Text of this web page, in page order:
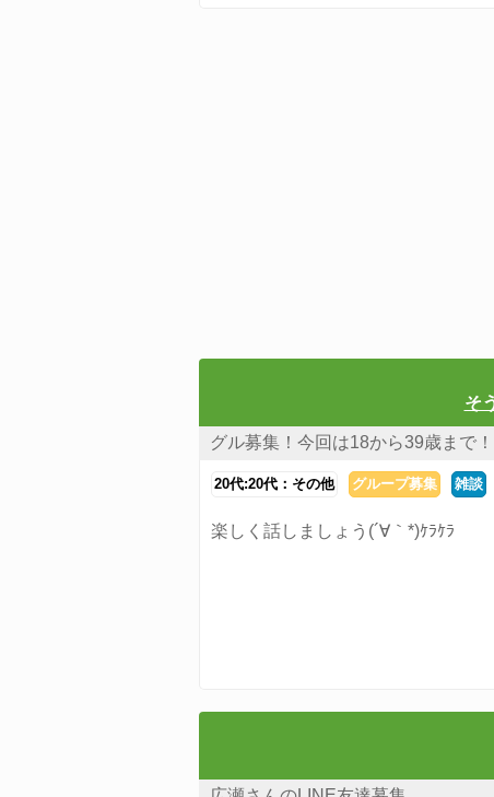
そ
グル募集！今回は18から39歳まで！
20代:20代：その他 グループ募集 雑談
楽しく話しましょう(´∀｀*)ｹﾗｹﾗ